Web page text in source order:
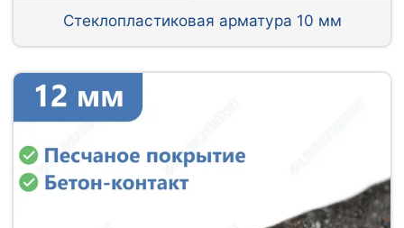
Стеклопластиковая арматура 10 мм